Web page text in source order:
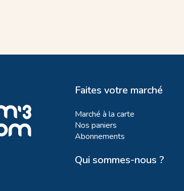
Faites votre marché
Marché à la carte
Nos paniers
Abonnements
Qui sommes-nous ?